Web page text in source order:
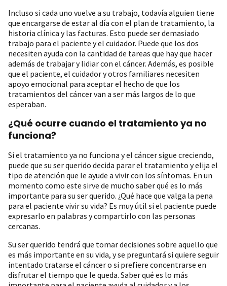
Incluso si cada uno vuelve a su trabajo, todavía alguien tiene
que encargarse de estar al día con el plan de tratamiento, la
historia clínica y las facturas. Esto puede ser demasiado
trabajo para el paciente y el cuidador. Puede que los dos
necesiten ayuda con la cantidad de tareas que hay que hacer
además de trabajar y lidiar con el cáncer. Además, es posible
que el paciente, el cuidador y otros familiares necesiten
apoyo emocional para aceptar el hecho de que los
tratamientos del cáncer van a ser más largos de lo que
esperaban.
¿Qué ocurre cuando el tratamiento ya no
funciona?
Si el tratamiento ya no funciona y el cáncer sigue creciendo,
puede que su ser querido decida parar el tratamiento y elija el
tipo de atención que le ayude a vivir con los síntomas. En un
momento como este sirve de mucho saber qué es lo más
importante para su ser querido. ¿Qué hace que valga la pena
para el paciente vivir su vida? Es muy útil si el paciente puede
expresarlo en palabras y compartirlo con las personas
cercanas.
Su ser querido tendrá que tomar decisiones sobre aquello que
es más importante en su vida, y se preguntará si quiere seguir
intentado tratarse el cáncer o si prefiere concentrarse en
disfrutar el tiempo que le queda. Saber qué es lo más